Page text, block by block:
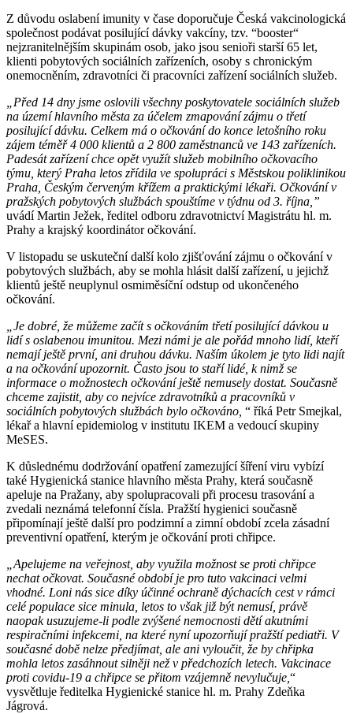
Z důvodu oslabení imunity v čase doporučuje Česká vakcinologická
společnost podávat posilující dávky vakcíny, tzv. “booster“
nejzranitelnějším skupinám osob, jako jsou senioři starší 65 let,
klienti pobytových sociálních zařízeních, osoby s chronickým
onemocněním, zdravotníci či pracovníci zařízení sociálních služeb.
„Před 14 dny jsme oslovili všechny poskytovatele sociálních služeb
na území hlavního města za účelem zmapování zájmu o třetí
posilující dávku. Celkem má o očkování do konce letošního roku
zájem téměř 4 000 klientů a 2 800 zaměstnanců ve 143 zařízeních.
Padesát zařízení chce opět využít služeb mobilního očkovacího
týmu, který Praha letos zřídila ve spolupráci s Městskou poliklinikou
Praha, Českým červeným křížem a praktickými lékaři. Očkování v
pražských pobytových službách spouštíme v týdnu od 3. října,”
uvádí Martin Ježek, ředitel odboru zdravotnictví Magistrátu hl. m.
Prahy a krajský koordinátor očkování.
V listopadu se uskuteční další kolo zjišťování zájmu o očkování v
pobytových službách, aby se mohla hlásit další zařízení, u jejichž
klientů ještě neuplynul osmiměsíční odstup od ukončeného
očkování.
„Je dobré, že můžeme začít s očkováním třetí posilující dávkou u
lidí s oslabenou imunitou. Mezi námi je ale pořád mnoho lidí, kteří
nemají ještě první, ani druhou dávku. Naším úkolem je tyto lidi najít
a na očkování upozornit. Často jsou to staří lidé, k nimž se
informace o možnostech očkování ještě nemusely dostat. Současně
chceme zajistit, aby co nejvíce zdravotníků a pracovníků v
sociálních pobytových službách bylo očkováno, “ říká Petr Smejkal,
lékař a hlavní epidemiolog v institutu IKEM a vedoucí skupiny
MeSES.
K důslednému dodržování opatření zamezující šíření viru vybízí
také Hygienická stanice hlavního města Prahy, která současně
apeluje na Pražany, aby spolupracovali při procesu trasování a
zvedali neznámá telefonní čísla. Pražští hygienici současně
připomínají ještě další pro podzimní a zimní období zcela zásadní
preventivní opatření, kterým je očkování proti chřipce.
„Apelujeme na veřejnost, aby využila možnost se proti chřipce
nechat očkovat. Současné období je pro tuto vakcinaci velmi
vhodné. Loni nás sice díky účinné ochraně dýchacích cest v rámci
celé populace sice minula, letos to však již být nemusí, právě
naopak usuzujeme-li podle zvýšené nemocnosti dětí akutními
respiračními infekcemi, na které nyní upozorňují pražští pediatři. V
současné době nelze předjímat, ale ani vyloučit, že by chřipka
mohla letos zasáhnout silněji než v předchozích letech. Vakcinace
proti covidu-19 a chřipce se přitom vzájemně nevylučuje,“
vysvětluje ředitelka Hygienické stanice hl. m. Prahy Zdeňka
Jágrová.